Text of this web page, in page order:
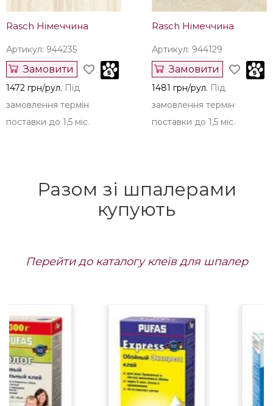
Rasch Німеччина
Артикул: 944235
Замовити
1472 грн/рул. Під
замовлення термін
поставки до 1,5 міс.
Rasch Німеччина
Артикул: 944129
Замовити
1481 грн/рул. Під
замовлення термін
поставки до 1,5 міс.
Разом зі шпалерами
купують
Перейти до каталогу клеїв для шпалер